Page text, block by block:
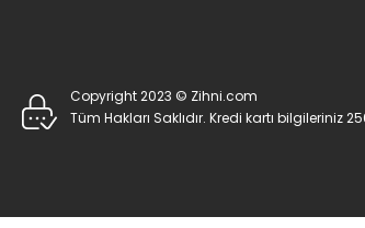
Copyright 2023 © Zihni.com
Tüm Hakları Saklıdır. Kredi kartı bilgileriniz